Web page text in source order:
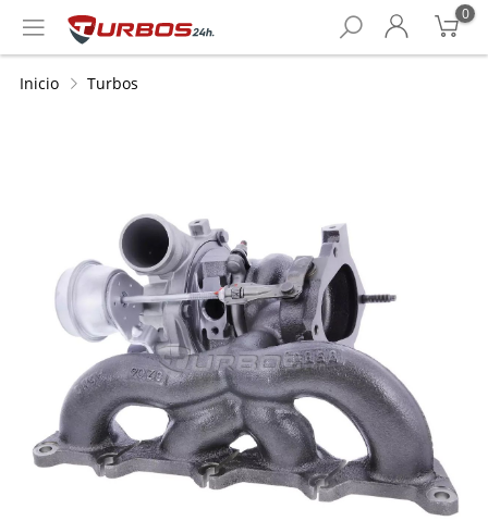
0
Inicio Turbos